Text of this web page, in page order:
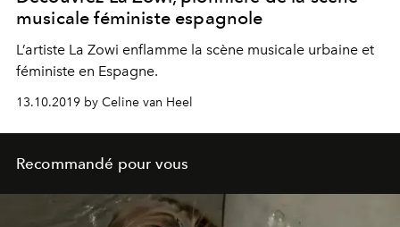
musicale féministe espagnole
L’artiste La Zowi enflamme la scène musicale urbaine et
féministe en Espagne.
13.10.2019 by Celine van Heel
Recommandé pour vous